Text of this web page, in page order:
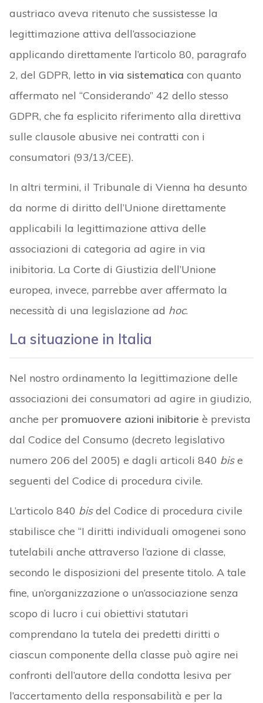
austriaco aveva ritenuto che sussistesse la
legittimazione attiva dell’associazione
applicando direttamente l’articolo 80, paragrafo
2, del GDPR, letto in via sistematica con quanto
affermato nel “Considerando” 42 dello stesso
GDPR, che fa esplicito riferimento alla direttiva
sulle clausole abusive nei contratti con i
consumatori (93/13/CEE).
In altri termini, il Tribunale di Vienna ha desunto
da norme di diritto dell’Unione direttamente
applicabili la legittimazione attiva delle
associazioni di categoria ad agire in via
inibitoria. La Corte di Giustizia dell’Unione
europea, invece, parrebbe aver affermato la
necessità di una legislazione ad hoc.
La situazione in Italia
Nel nostro ordinamento la legittimazione delle
associazioni dei consumatori ad agire in giudizio,
anche per promuovere azioni inibitorie è prevista
dal Codice del Consumo (decreto legislativo
numero 206 del 2005) e dagli articoli 840 bise
seguenti del Codice di procedura civile.
L’articolo 840 bisdel Codice di procedura civile
stabilisce che “I diritti individuali omogenei sono
tutelabili anche attraverso l’azione di classe,
secondo le disposizioni del presente titolo. A tale
fine, un’organizzazione o un’associazione senza
scopo di lucro i cui obiettivi statutari
comprendano la tutela dei predetti diritti o
ciascun componente della classe può agire nei
confronti dell’autore della condotta lesiva per
l’accertamento della responsabilità e per la